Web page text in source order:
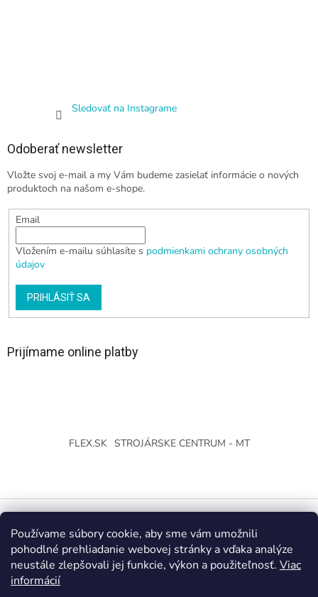
Používame súbory cookie, aby sme vám umožnili
pohodlné prehliadanie webovej stránky a vďaka analýze
neustále zlepšovali jej funkcie, výkon a použiteľnosť. Viac
informácií
Sledovať na Instagrame
Odoberať newsletter
Vložte svoj e-mail a my Vám budeme zasielať informácie o nových
produktoch na našom e-shope.
Email
Vložením e-mailu súhlasíte s podmienkami ochrany osobných
údajov
PRIHLÁSIŤ SA
Prijímame online platby
FLEX.SK STROJÁRSKE CENTRUM - MT
Vytvoril Shoptet
Copyright 2026